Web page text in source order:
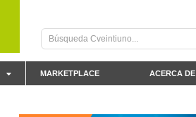
ACERCA DE
MARKETPLACE